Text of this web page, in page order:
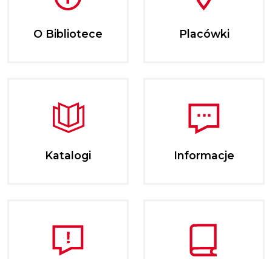
O Bibliotece Placówki
Katalogi Informacje